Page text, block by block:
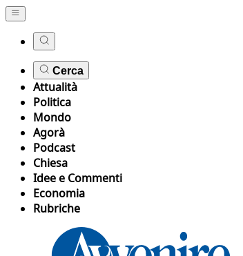
Cerca
Attualità
Politica
Mondo
Agorà
Podcast
Chiesa
Idee e Commenti
Economia
Rubriche